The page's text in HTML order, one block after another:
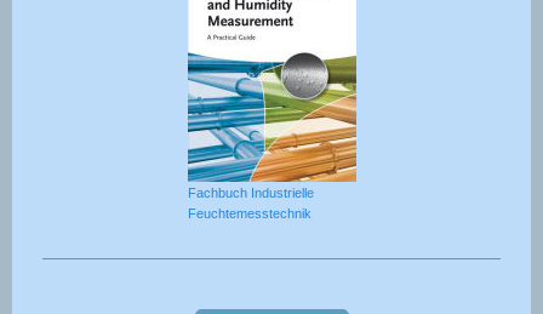
Fachbuch Industrielle
Feuchtemesstechnik